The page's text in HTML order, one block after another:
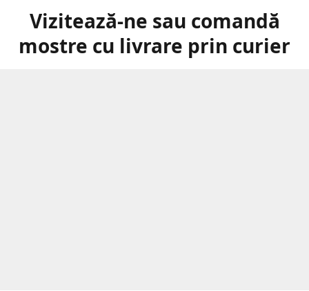
Vizitează-ne sau comandă
mostre cu livrare prin curier